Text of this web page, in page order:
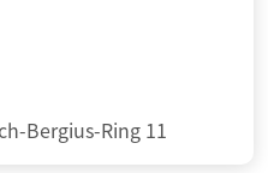
Bergius-Ring 11